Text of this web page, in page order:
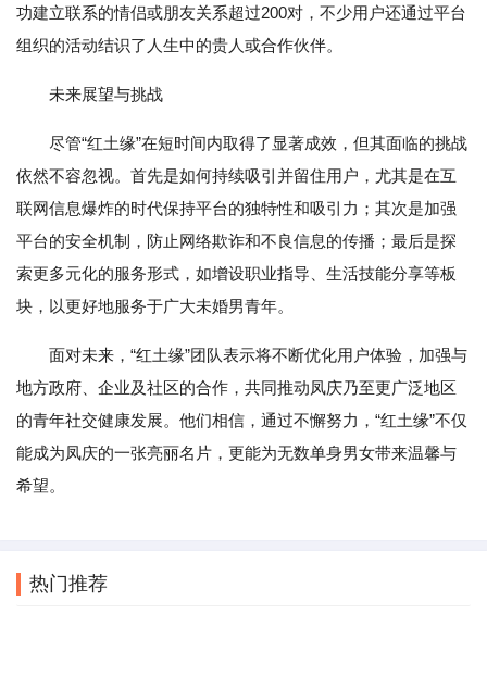
功建立联系的情侣或朋友关系超过200对，不少用户还通过平台
组织的活动结识了人生中的贵人或合作伙伴。
未来展望与挑战
尽管“红土缘”在短时间内取得了显著成效，但其面临的挑战
依然不容忽视。首先是如何持续吸引并留住用户，尤其是在互
联网信息爆炸的时代保持平台的独特性和吸引力；其次是加强
平台的安全机制，防止网络欺诈和不良信息的传播；最后是探
索更多元化的服务形式，如增设职业指导、生活技能分享等板
块，以更好地服务于广大未婚男青年。
面对未来，“红土缘”团队表示将不断优化用户体验，加强与
地方政府、企业及社区的合作，共同推动凤庆乃至更广泛地区
的青年社交健康发展。他们相信，通过不懈努力，“红土缘”不仅
能成为凤庆的一张亮丽名片，更能为无数单身男女带来温馨与
希望。
热门推荐